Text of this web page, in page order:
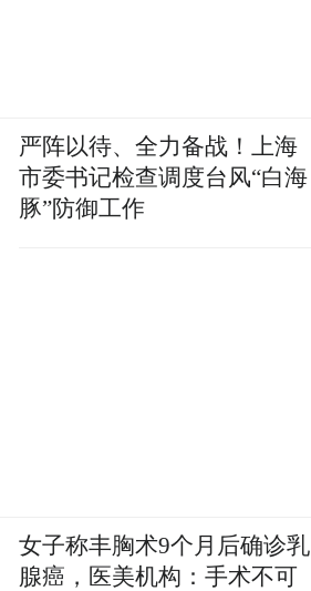
严阵以待、全力备战！上海
市委书记检查调度台风“白海
豚”防御工作
女子称丰胸术9个月后确诊乳
腺癌，医美机构：手术不可